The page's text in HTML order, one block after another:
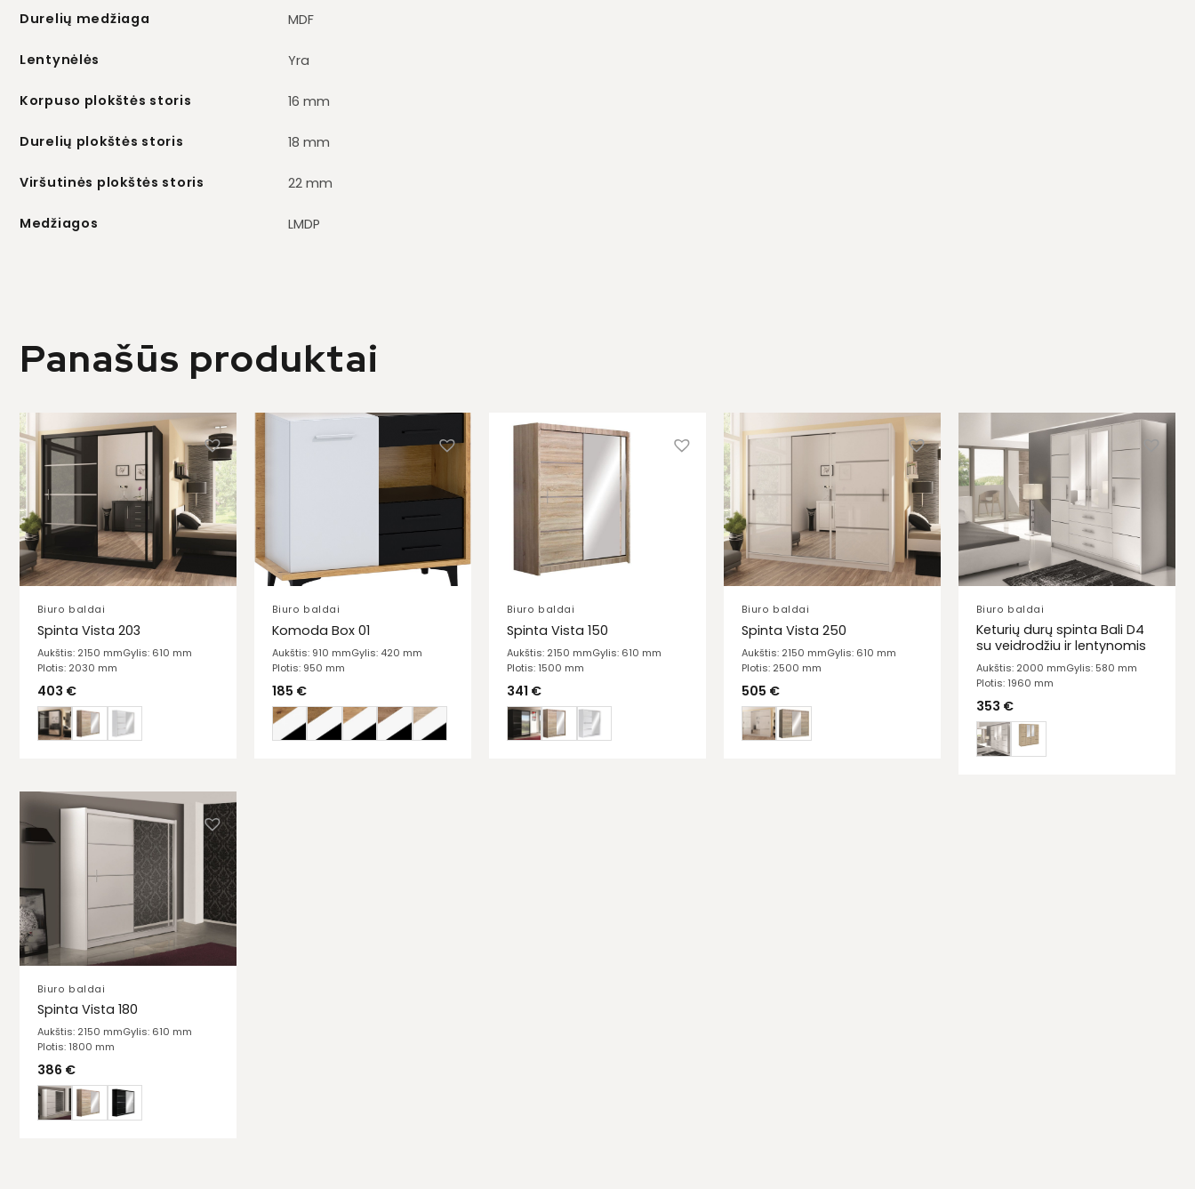
Durelių medžiaga MDF
Lentynėlės Yra
Korpuso plokštės storis 16 mm
Durelių plokštės storis 18 mm
Viršutinės plokštės storis 22 mm
Medžiagos LMDP
Panašūs produktai
Biuro baldai
Spinta Vista 203
Aukštis: 2150 mmGylis: 610 mm
Plotis: 2030 mm
403 €
Biuro baldai
Komoda Box 01
Aukštis: 910 mmGylis: 420 mm
Plotis: 950 mm
185 €
Biuro baldai
Spinta Vista 150
Aukštis: 2150 mmGylis: 610 mm
Plotis: 1500 mm
341 €
Biuro baldai
Spinta Vista 250
Aukštis: 2150 mmGylis: 610 mm
Plotis: 2500 mm
505 €
Biuro baldai
Keturių durų spinta Bali D4
su veidrodžiu ir lentynomis
Aukštis: 2000 mmGylis: 580 mm
Plotis: 1960 mm
353 €
Biuro baldai
Spinta Vista 180
Aukštis: 2150 mmGylis: 610 mm
Plotis: 1800 mm
386 €